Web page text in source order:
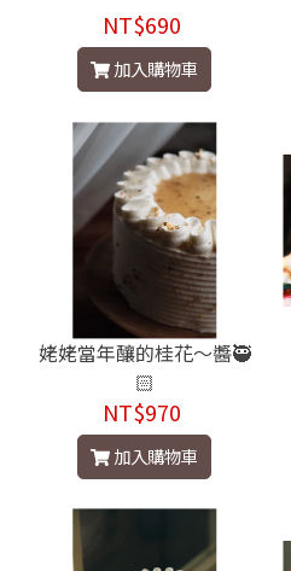
NT$690
加入購物車
姥姥當年釀的桂花～醬🥷
🏻
NT$970
加入購物車